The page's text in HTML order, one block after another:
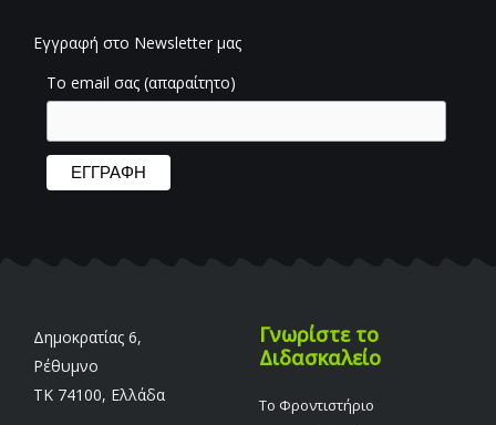
Εγγραφή στο Newsletter μας
Το email σας (απαραίτητο)
Δημοκρατίας 6,
Ρέθυμνο
TK 74100, Ελλάδα
Γνωρίστε το
Διδασκαλείο
Το Φροντιστήριο